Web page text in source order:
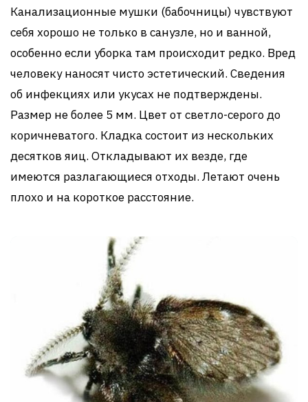
Канализационные мушки (бабочницы) чувствуют
себя хорошо не только в санузле, но и ванной,
особенно если уборка там происходит редко. Вред
человеку наносят чисто эстетический. Сведения
об инфекциях или укусах не подтверждены.
Размер не более 5 мм. Цвет от светло-серого до
коричневатого. Кладка состоит из нескольких
десятков яиц. Откладывают их везде, где
имеются разлагающиеся отходы. Летают очень
плохо и на короткое расстояние.